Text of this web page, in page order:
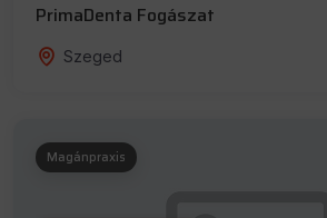
PrimaDenta Fogászat
Szeged
Magánpraxis